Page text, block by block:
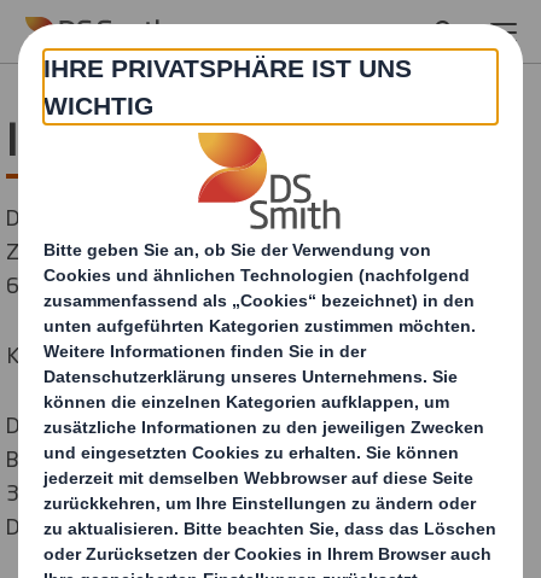
Skip to main content
Impressum
DS Smith Packaging Deutschland Stiftung & Co. KG
Zum Fliegerhorst 1312-1318
63526 Erlensee
Kontaktaufnahme bitte mit:
DS Smith Packaging Deutschland Stiftung & Co. KG
Bellingerstrasse 7-9
36043 Fulda
Deutschland